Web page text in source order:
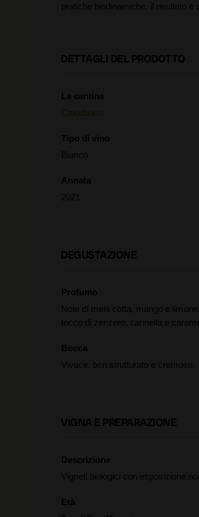
pratiche biodinamiche, il risultato è
DETTAGLI DEL PRODOTTO
La cantina
Tipo di vino
Bianco
Annata
2021
DEGUSTAZIONE
Profumo
Note di mela cotta, mango e
tocco di zenzero, cannella e
Bocca
Vivace, ben strutturato e cremoso.
VIGNA E PREPARAZIONE
Descrizione
Vigneti biologici con esposizione
Età